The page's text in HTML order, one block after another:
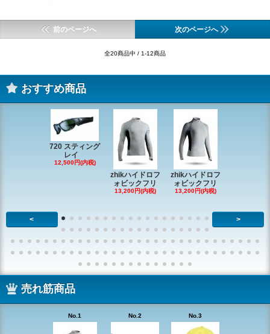
前のページへ 次のページへ
全20商品中 / 1-12商品
おすすめ商品
720 スティング
レイ
12,500円(内税)
zhikハイドロフ
ォビックフリ
13,200円(内税)
zhikハイドロフ
ォビックフリ
13,200円(内税)
< >
売れ筋商品
No.1 No.2 No.3